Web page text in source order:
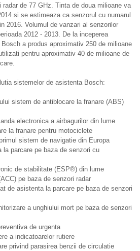
de 77 GHz. Tinta de doua milioane va
si se estimeaza ca senzorul cu numarul
2016. Volumul de vanzari al senzorilor
2012 - 2013. De la inceperea
a produs aproximativ 250 de milioane
pentru aproximativ 40 de milioane de
sistemelor de asistenta Bosch:
sistem de antiblocare la franare (ABS)
electronica a airbagurilor din lume
la franare pentru motociclete
sistem de navigatie din Europa
la parcare pe baza de senzori cu
de stabilitate (ESP®) din lume
pe baza de senzori radar
de asistenta la parcare pe baza de senzori
a unghiului mort pe baza de senzori
de urgenta
a indicatoarelor rutiere
privind parasirea benzii de circulatie